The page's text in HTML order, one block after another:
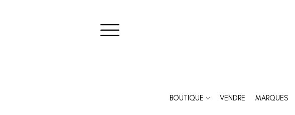
BOUTIQUE VENDRE MARQUES